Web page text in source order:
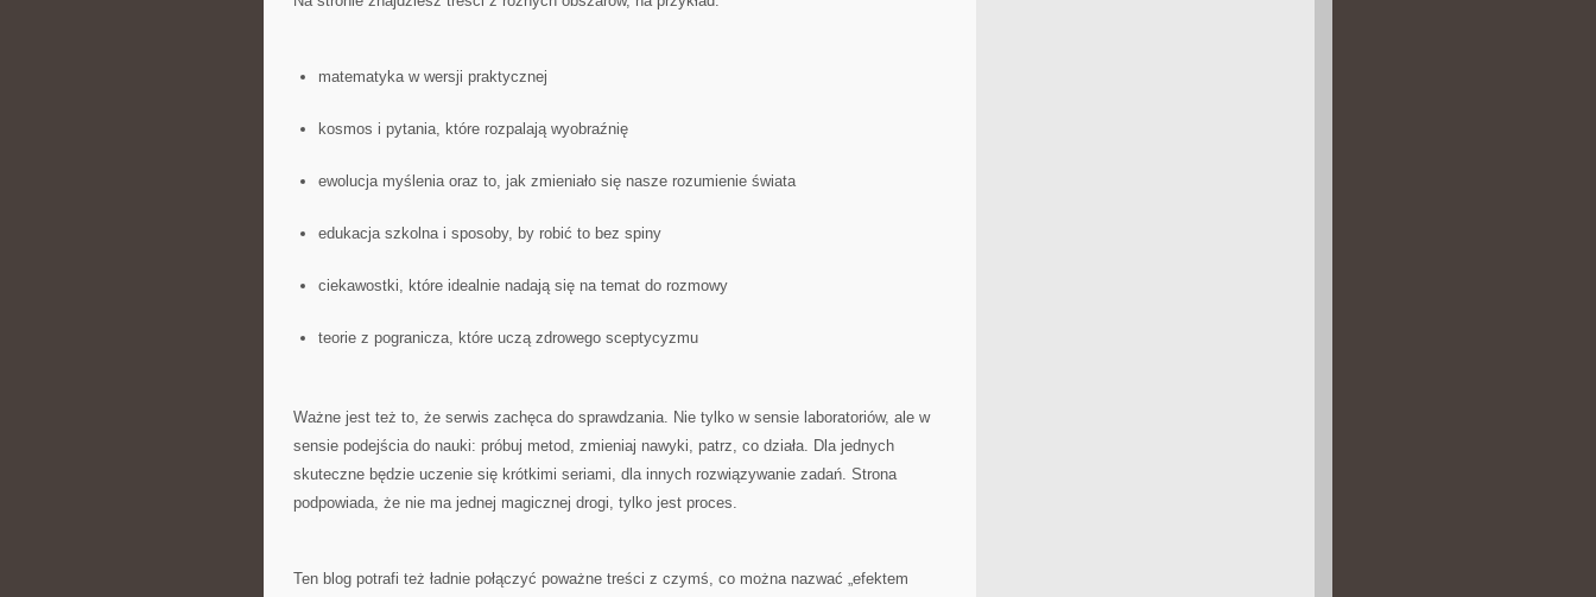
matematyka w wersji praktycznej
kosmos i pytania, które rozpalają wyobraźnię
ewolucja myślenia oraz to, jak zmieniało się nasze rozumienie świata
edukacja szkolna i sposoby, by robić to bez spiny
ciekawostki, które idealnie nadają się na temat do rozmowy
teorie z pogranicza, które uczą zdrowego sceptycyzmu
Ważne jest też to, że serwis zachęca do sprawdzania. Nie tylko w sensie laboratoriów, ale w
sensie podejścia do nauki: próbuj metod, zmieniaj nawyki, patrz, co działa. Dla jednych
skuteczne będzie uczenie się krótkimi seriami, dla innych rozwiązywanie zadań. Strona
podpowiada, że nie ma jednej magicznej drogi, tylko jest proces.
Ten blog potrafi też ładnie połączyć poważne treści z czymś, co można nazwać „efektem